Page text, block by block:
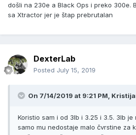
došli na 230e a Black Ops i preko 300e.
sa Xtractor jer je štap prebrutalan
DexterLab
Posted July 15, 2019
On 7/14/2019 at 9:21 PM,
Koristio sam i od 3lb i 3.25 i 3.5. 3lb
samo mu nedostaje malo čvrstine za